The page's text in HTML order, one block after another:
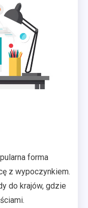
forma
z wypoczynkiem.
do krajów, gdzie